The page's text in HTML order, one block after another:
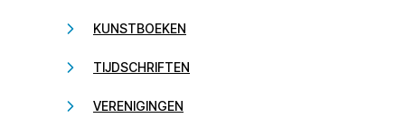
KUNSTBOEKEN
TIJDSCHRIFTEN
VERENIGINGEN